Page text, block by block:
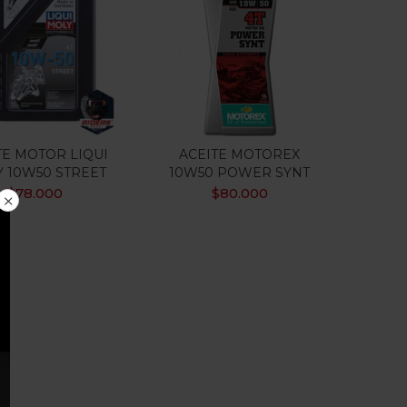
MOTOR LIQUI
10W50 STREET
$78.000
ACEITE MOTOREX
10W50 POWER SYNT
$80.000